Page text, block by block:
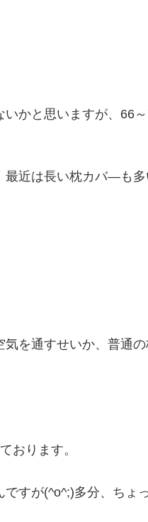
かと思いますが、66～
近は長い枕カバ―も
を通すせいか、普通
おります。
すが(^o^;)多分、ちょ